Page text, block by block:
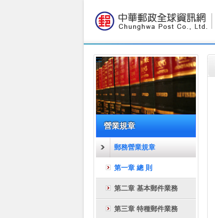
跳到主要內容區塊
:::
營業規章
郵務營業規章
第一章 總 則
第二章 基本郵件業務
第三章 特種郵件業務